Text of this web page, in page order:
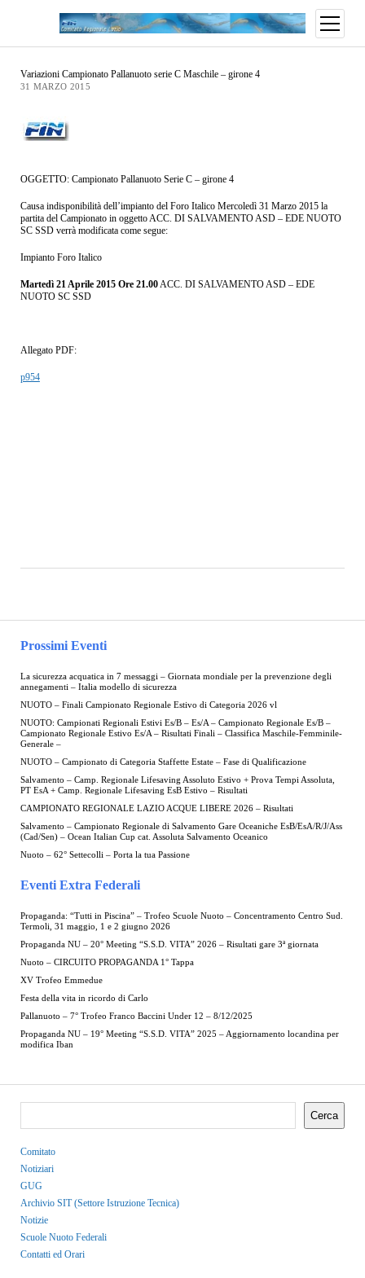
Prossimi Eventi
La sicurezza acquatica in 7 messaggi – Giornata mondiale per la prevenzione degli
annegamenti – Italia modello di sicurezza
NUOTO – Finali Campionato Regionale Estivo di Categoria 2026 vl
NUOTO: Campionati Regionali Estivi Es/B – Es/A – Campionato Regionale Es/B –
Campionato Regionale Estivo Es/A – Risultati Finali – Classifica Maschile-Femminile-
Generale –
NUOTO – Campionato di Categoria Staffette Estate – Fase di Qualificazione
Salvamento – Camp. Regionale Lifesaving Assoluto Estivo + Prova Tempi Assoluta,
PT EsA + Camp. Regionale Lifesaving EsB Estivo – Risultati
CAMPIONATO REGIONALE LAZIO ACQUE LIBERE 2026 – Risultati
Salvamento – Campionato Regionale di Salvamento Gare Oceaniche EsB/EsA/R/J/Ass
(Cad/Sen) – Ocean Italian Cup cat. Assoluta Salvamento Oceanico
Nuoto – 62° Settecolli – Porta la tua Passione
Eventi Extra Federali
Propaganda: “Tutti in Piscina” – Trofeo Scuole Nuoto – Concentramento Centro Sud.
Termoli, 31 maggio, 1 e 2 giugno 2026
Propaganda NU – 20° Meeting “S.S.D. VITA” 2026 – Risultati gare 3ª giornata
Nuoto – CIRCUITO PROPAGANDA 1° Tappa
XV Trofeo Emmedue
Festa della vita in ricordo di Carlo
Pallanuoto – 7° Trofeo Franco Baccini Under 12 – 8/12/2025
Propaganda NU – 19° Meeting “S.S.D. VITA” 2025 – Aggiornamento locandina per
modifica Iban
Variazioni Campionato Pallanuoto serie C Maschile – girone 4
31 MARZO 2015
OGGETTO: Campionato Pallanuoto Serie C – girone 4
Causa indisponibilità dell’impianto del Foro Italico Mercoledì 31 Marzo 2015 la
partita del Campionato in oggetto ACC. DI SALVAMENTO ASD – EDE NUOTO
SC SSD verrà modificata come segue:
Impianto Foro Italico
Martedì 21 Aprile 2015 Ore 21.00ACC. DI SALVAMENTO ASD – EDE
NUOTO SC SSD
Allegato PDF:
p954
Cerca
Comitato
Notiziari
GUG
Archivio SIT (Settore Istruzione Tecnica)
Notizie
Scuole Nuoto Federali
Contatti ed Orari